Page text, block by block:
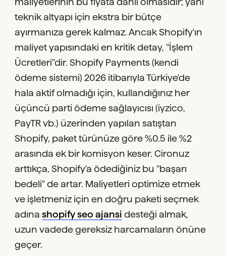
teknik altyapı için ekstra bir bütçe
ayırmanıza gerek kalmaz. Ancak Shopify'ın
maliyet yapısındaki en kritik detay, "İşlem
Ücretleri"dir. Shopify Payments (kendi
ödeme sistemi) 2026 itibarıyla Türkiye'de
hala aktif olmadığı için, kullandığınız her
üçüncü parti ödeme sağlayıcısı (iyzico,
PayTR vb.) üzerinden yapılan satıştan
Shopify, paket türünüze göre %0.5 ile %2
arasında ek bir komisyon keser. Cironuz
arttıkça, Shopify'a ödediğiniz bu "başarı
bedeli" de artar. Maliyetleri optimize etmek
ve işletmeniz için en doğru paketi seçmek
adınashopify seo ajansi desteği almak,
uzun vadede gereksiz harcamaların önüne
geçer.